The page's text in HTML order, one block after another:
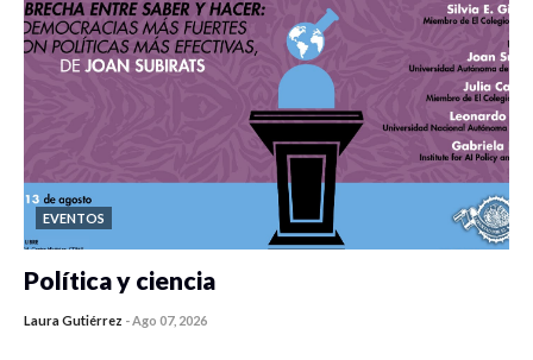
EVENTOS
Política y ciencia
Laura Gutiérrez -Ago 07, 2026